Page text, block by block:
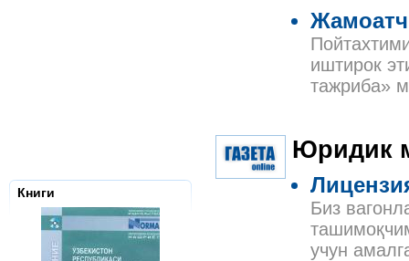
Книги
иштирок
тажриба»
Юридик
Биз
учун